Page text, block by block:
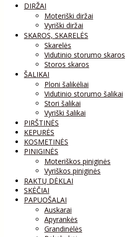
DIRŽAI
Moteriški diržai
Vyriški diržai
SKAROS, SKARELĖS
Skarelės
Vidutinio storumo skaros
Storos skaros
ŠALIKAI
Ploni šalikėliai
Vidutinio storumo šalikai
Stori šalikai
Vyriški šalikai
PIRŠTINĖS
KEPURĖS
KOSMETINĖS
PINIGINĖS
Moteriškos piniginės
Vyriškos piniginės
RAKTŲ DĖKLAI
SKĖČIAI
PAPUOŠALAI
Auskarai
Apyrankės
Grandinėlės